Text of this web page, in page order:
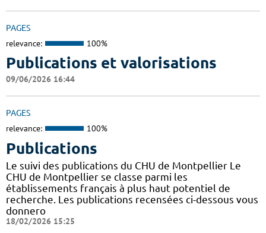
PAGES
relevance: 100%
Publications et valorisations
09/06/2026 16:44
PAGES
relevance: 100%
Publications
Le suivi des publications du CHU de Montpellier Le
CHU de Montpellier se classe parmi les
établissements français à plus haut potentiel de
recherche. Les publications recensées ci-dessous vous
donnero
18/02/2026 15:25